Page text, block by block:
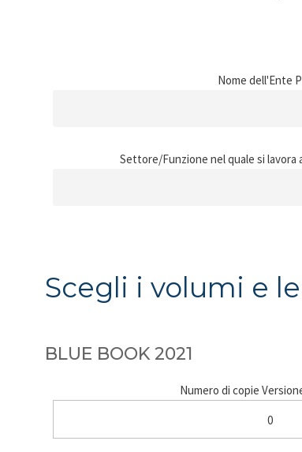
Nome dell'Ente
Settore/Funzione nel quale si lavora
Scegli i volumi e
BLUE BOOK 2021
Numero di copie
0